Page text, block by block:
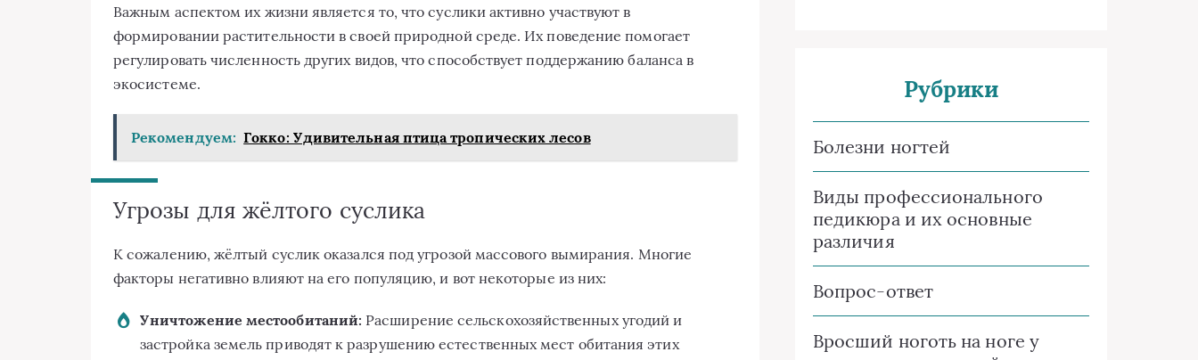
Важным аспектом их жизни является то, что суслики активно участвуют в
формировании растительности в своей природной среде. Их поведение помогает
регулировать численность других видов, что способствует поддержанию баланса в
экосистеме.
Рекомендуем: Гокко: Удивительная птица тропических лесов
Угрозы для жёлтого суслика
К сожалению, жёлтый суслик оказался под угрозой массового вымирания. Многие
факторы негативно влияют на его популяцию, и вот некоторые из них:
Уничтожение местообитаний: Расширение сельскохозяйственных угодий и
застройка земель приводят к разрушению естественных мест обитания этих
Рубрики
Болезни ногтей
Виды профессионального
педикюра и их основные
различия
Вопрос-ответ
Вросший ноготь на ноге у